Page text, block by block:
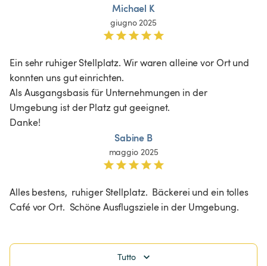
Michael K
giugno 2025
Ein sehr ruhiger Stellplatz. Wir waren alleine vor Ort und
konnten uns gut einrichten.
Als Ausgangsbasis für Unternehmungen in der
Umgebung ist der Platz gut geeignet.
Danke!
Sabine B
maggio 2025
Alles bestens,  ruhiger Stellplatz.  Bäckerei und ein tolles
Café vor Ort.  Schöne Ausflugsziele in der Umgebung.
Tutto